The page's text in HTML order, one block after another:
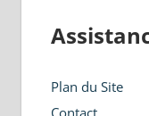
Plan du Site
Contact